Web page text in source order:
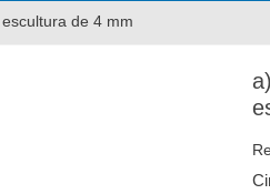
de 4 mm